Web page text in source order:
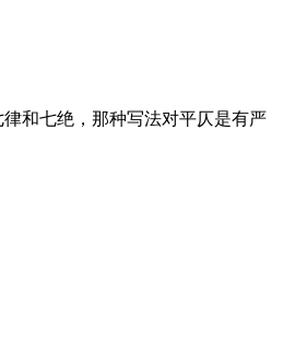
和七绝，那种写法对平仄是有严